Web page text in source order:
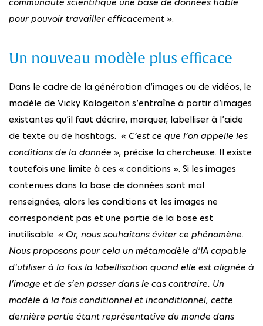
pour pouvoir travailler efficacement ».
Un nouveau modèle plus efficace
Dans le cadre de la génération d’images ou de vidéos, le
modèle de Vicky Kalogeiton s’entraîne à partir d’images
existantes qu’il faut décrire, marquer, labelliser à l’aide
de texte ou de hashtags. « C’est ce que l’on appelle les
conditions de la donnée », précise la chercheuse. Il existe
toutefois une limite à ces « conditions ». Si les images
contenues dans la base de données sont mal
renseignées, alors les conditions et les images ne
correspondent pas et une partie de la base est
inutilisable. « Or, nous souhaitons éviter ce phénomène.
Nous proposons pour cela un métamodèle d’IA capable
d’utiliser à la fois la labellisation quand elle est alignée à
l’image et de s’en passer dans le cas contraire. Un
modèle à la fois conditionnel et inconditionnel, cette
dernière partie étant représentative du monde dans